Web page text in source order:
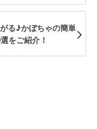
る♪かぼちゃの簡単
をご紹介！